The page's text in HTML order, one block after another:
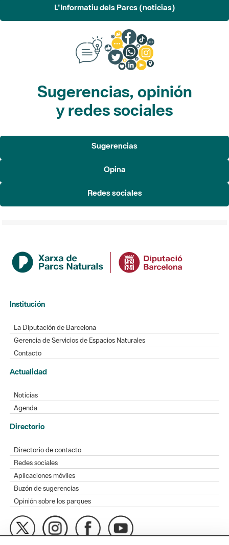
L'Informatiu dels Parcs (noticias)
Sugerencias, opinión
y redes sociales
Sugerencias
Opina
Redes sociales
Institución
La Diputación de Barcelona
Gerencia de Servicios de Espacios Naturales
Contacto
Actualidad
Noticias
Agenda
Directorio
Directorio de contacto
Redes sociales
Aplicaciones móviles
Buzón de sugerencias
Opinión sobre los parques